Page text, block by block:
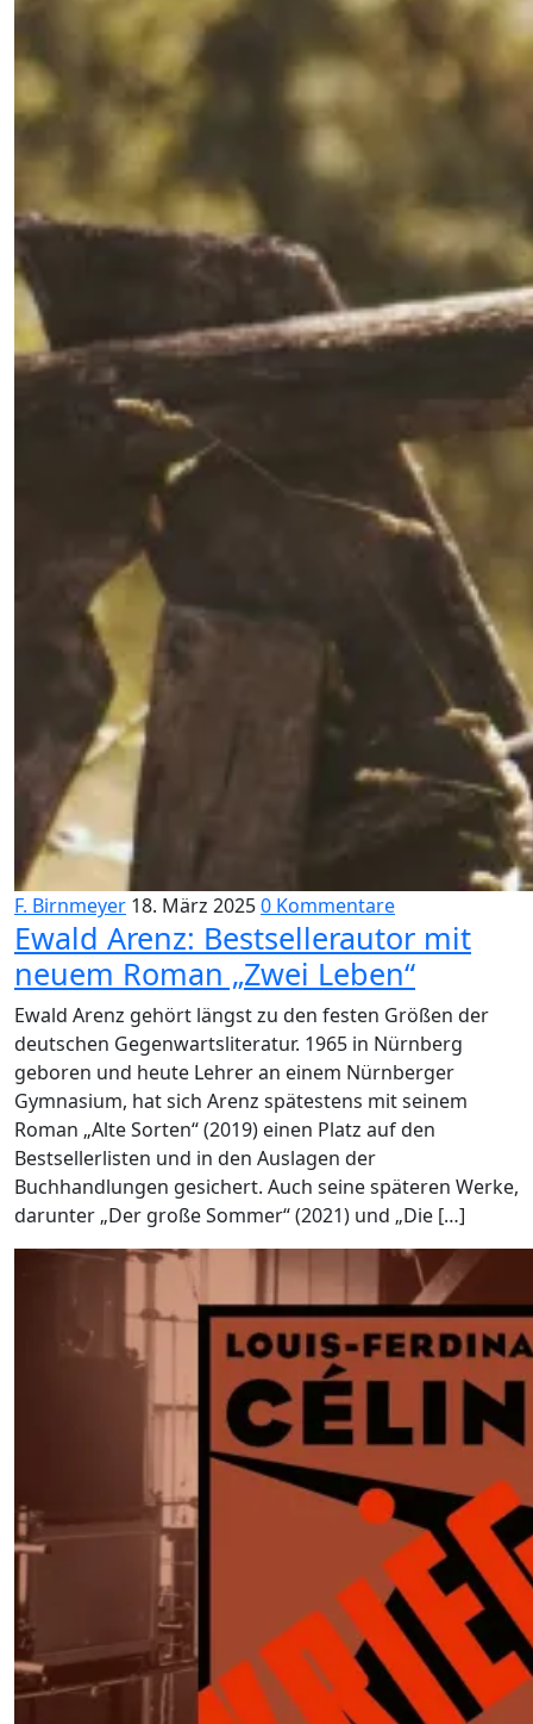
F. Birnmeyer 18. März 20250 Kommentare
Ewald Arenz: Bestsellerautor mit
neuem Roman „Zwei Leben“
Ewald Arenz gehört längst zu den festen Größen der
deutschen Gegenwartsliteratur. 1965 in Nürnberg
geboren und heute Lehrer an einem Nürnberger
Gymnasium, hat sich Arenz spätestens mit seinem
Roman „Alte Sorten“ (2019) einen Platz auf den
Bestsellerlisten und in den Auslagen der
Buchhandlungen gesichert. Auch seine späteren Werke,
darunter „Der große Sommer“ (2021) und „Die […]